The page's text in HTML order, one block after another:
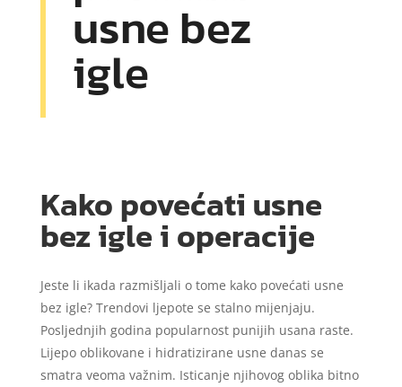
usne bez
igle
Kako povećati usne
bez igle i operacije
Jeste li ikada razmišljali o tome kako povećati usne
bez igle? Trendovi ljepote se stalno mijenjaju.
Posljednjih godina popularnost punijih usana raste.
Lijepo oblikovane i hidratizirane usne danas se
smatra veoma važnim. Isticanje njihovog oblika bitno